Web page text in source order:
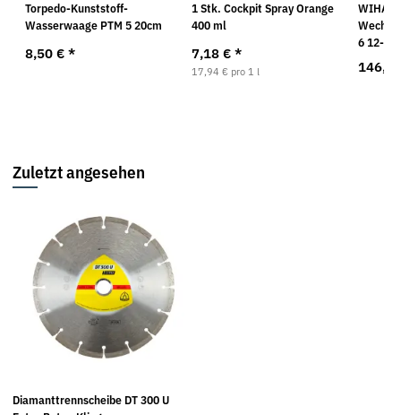
Torpedo-Kunststoff-
Wasserwaage PTM 5 20cm
8,50 € *
1 Stk. Cockpit Spray Orange
400 ml
7,18 € *
17,94 € pro 1 l
WIHA
6 12-tlg.
Zuletzt angesehen
Diamanttrennscheibe DT 300 U